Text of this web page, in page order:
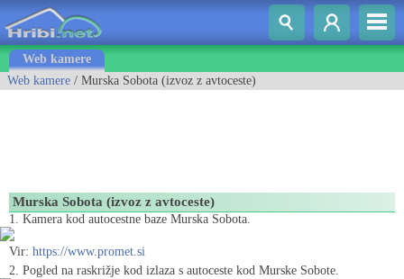
Web kamere
Web kamere / Murska Sobota (izvoz z avtoceste)
Murska Sobota (izvoz z avtoceste)
1. Kamera kod autocestne baze Murska Sobota.
Vir: https://www.promet.si
2. Pogled na raskrižje kod izlaza s autoceste kod Murske Sobote.